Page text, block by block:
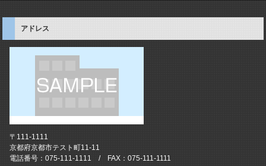
アドレス
〒111-1111
京都府京都市テスト町11-11
電話番号：075-111-1111 / FAX：075-111-1111